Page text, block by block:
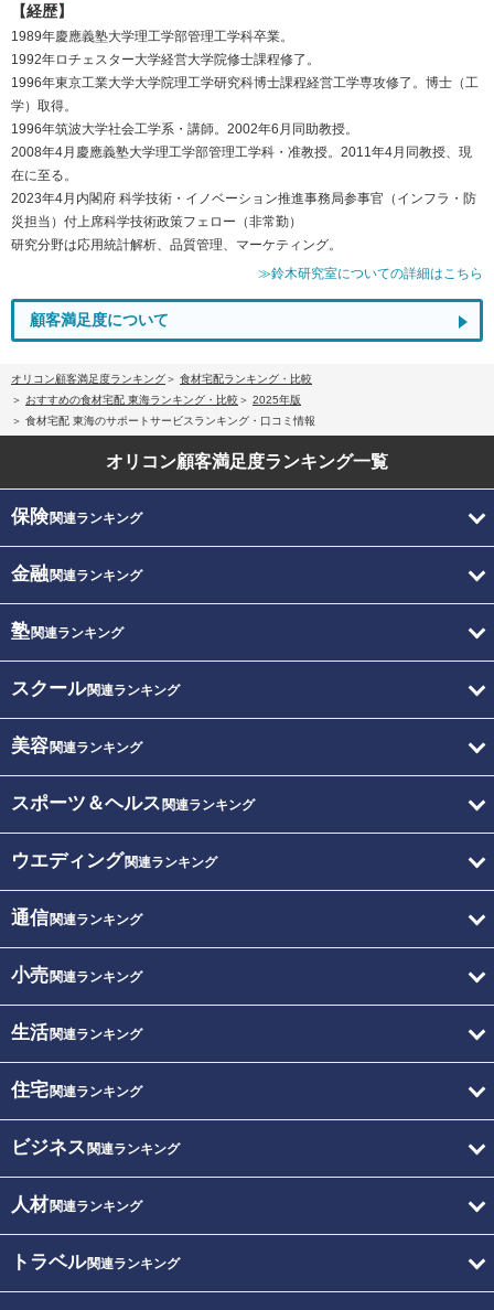
【経歴】
1989年慶應義塾大学理工学部管理工学科卒業。
1992年ロチェスター大学経営大学院修士課程修了。
1996年東京工業大学大学院理工学研究科博士課程経営工学専攻修了。博士（工
学）取得。
1996年筑波大学社会工学系・講師。2002年6月同助教授。
2008年4月慶應義塾大学理工学部管理工学科・准教授。2011年4月同教授、現
在に至る。
2023年4月内閣府 科学技術・イノベーション推進事務局参事官（インフラ・防
災担当）付上席科学技術政策フェロー（非常勤）
研究分野は応用統計解析、品質管理、マーケティング。
≫鈴木研究室についての詳細はこちら
顧客満足度について
オリコン顧客満足度ランキング
食材宅配ランキング・比較
おすすめの食材宅配 東海ランキング・比較
2025年版
食材宅配 東海のサポートサービスランキング・口コミ情報
オリコン顧客満足度ランキング一覧
保険関連ランキング
金融関連ランキング
塾関連ランキング
スクール関連ランキング
美容関連ランキング
スポーツ＆ヘルス 関連ランキング
ウエディング関連ランキング
通信関連ランキング
小売関連ランキング
生活関連ランキング
住宅関連ランキング
ビジネス 関連ランキング
人材関連ランキング
トラベル関連ランキング